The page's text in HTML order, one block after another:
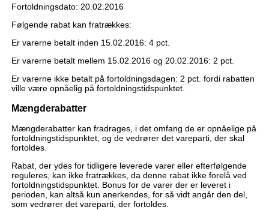
Fortoldningsdato: 20.02.2016
Følgende rabat kan fratrækkes:
Er varerne betalt inden 15.02.2016: 4 pct.
Er varerne betalt mellem 15.02.2016 og 20.02.2016: 2 pct.
Er varerne ikke betalt på fortoldningsdagen: 2 pct. fordi rabatten
ville være opnåelig på fortoldningstidspunktet.
Mængderabatter
Mængderabatter kan fradrages, i det omfang de er opnåelige på
fortoldningstidspunktet, og de vedrører det vareparti, der skal
fortoldes.
Rabat, der ydes for tidligere leverede varer eller efterfølgende
reguleres, kan ikke fratrækkes, da denne rabat ikke forelå ved
fortoldningstidspunktet. Bonus for de varer der er leveret i
perioden, kan altså kun anerkendes, for så vidt angår den del,
som vedrører det vareparti, der fortoldes.